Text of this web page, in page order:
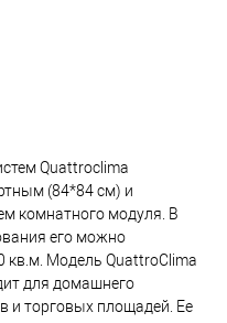
Quattroclima
(84*84 см) и
комнатного модуля. В
его можно
кв.м. Модель QuattroClima
для домашнего
и торговых площадей. Ее